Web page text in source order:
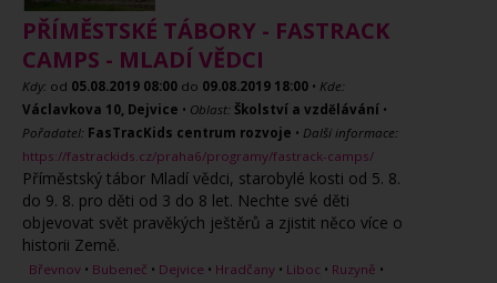
PŘÍMĚSTSKÉ TÁBORY - FASTRACK
CAMPS - MLADÍ VĚDCI
Kdy: od 05.08.2019 08:00 do 09.08.2019 18:00 • Kde:
Václavkova 10, Dejvice • Oblast: Školství a vzdělávání •
Pořadatel: FasTracKids centrum rozvoje • Další informace:
https://fastrackids.cz/praha6/programy/fastrack-camps/
Příměstský tábor Mladí vědci, starobylé kosti od 5. 8.
do 9. 8. pro děti od 3 do 8 let. Nechte své děti
objevovat svět pravěkých ještěrů a zjistit něco více o
historii Země.
Břevnov • Bubeneč • Dejvice • Hradčany • Liboc • Ruzyně •